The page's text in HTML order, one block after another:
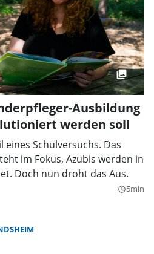
Ausbildung
werden soll
eines Schulversuchs. Das
im Fokus, Azubis werden in
Doch nun droht das Aus.
query_builder5min